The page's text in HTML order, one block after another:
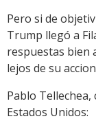
Pero si de
Trump llegó a
respuestas bien
lejos de su
Pablo
Estados Unidos: